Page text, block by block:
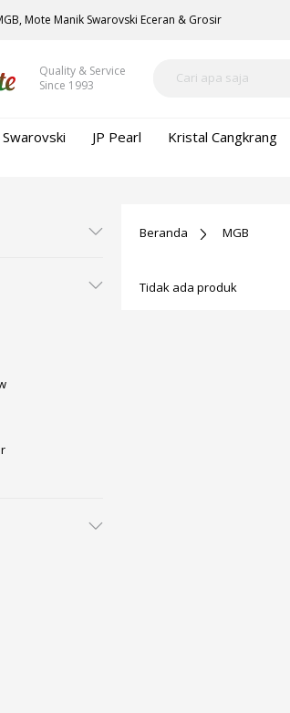
Mote Manik Swarovski Eceran & Grosir
Quality & Service
Since 1993
Swarovski JP Pearl Kristal Cangkrang
Beranda MGB
Tidak ada produk